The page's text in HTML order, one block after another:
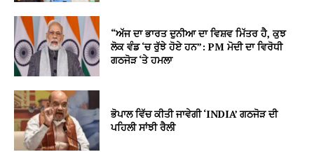
“ਅੱਜ ਦਾ ਭਾਰਤ ਦੁਨੀਆ ਦਾ ਵਿਸ਼ਵ ਮਿੱਤਰ ਹੈ, ਕੁਝ
ਲੋਕ ਵੰਡ ‘ਚ ਰੁੱਝੇ ਹੋਏ ਹਨ”: PM ਮੋਦੀ ਦਾ ਵਿਰੋਧੀ
ਗਠਜੋੜ ‘ਤੇ ਹਮਲਾ
ਭੋਪਾਲ ਵਿੱਚ ਕੀਤੀ ਜਾਵੇਗੀ ‘INDIA’ ਗਠਜੋੜ ਦੀ
ਪਹਿਲੀ ਸਾਂਝੀ ਰੈਲੀ